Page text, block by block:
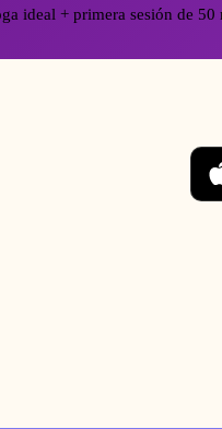
ideal + primera sesión de 50